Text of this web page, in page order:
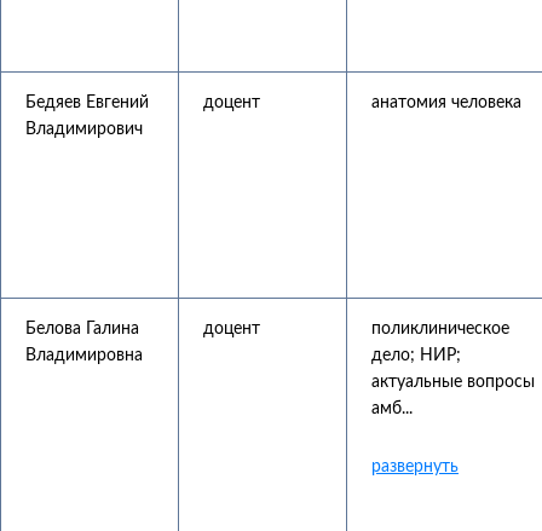
Бедяев Евгений
Владимирович
доцент анатомия человека
Белова Галина
Владимировна
доцент
поликлиническое
дело; НИР;
актуальные вопросы
амб...